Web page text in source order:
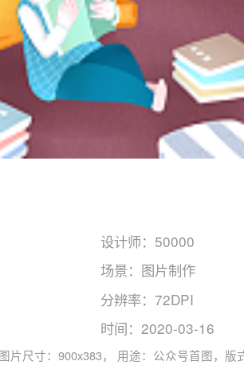
设计师：50000
场景：图片制作
分辨率：72DPI
时间：2020-03-16